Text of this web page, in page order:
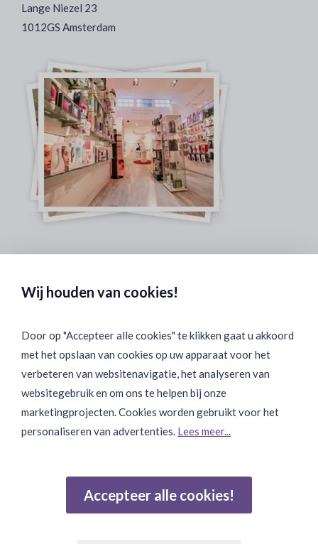
Lange Niezel 23
1012GS Amsterdam
Binnen 24 uur Discreet Bezorgd:
Join Onze Community:
Wij houden van cookies!
Door op "Accepteer alle cookies" te klikken gaat u akkoord
met het opslaan van cookies op uw apparaat voor het
verbeteren van websitenavigatie, het analyseren van
websitegebruik en om ons te helpen bij onze
marketingprojecten. Cookies worden gebruikt voor het
personaliseren van advertenties. Lees meer...
Accepteer alle cookies!